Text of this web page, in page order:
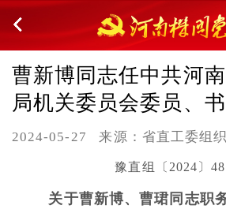
曹新博同志任中共河
局机关委员会委员、
2024-05-27 来源：省直工委组
豫直组〔2024〕
关于曹新博、曹珺同志职